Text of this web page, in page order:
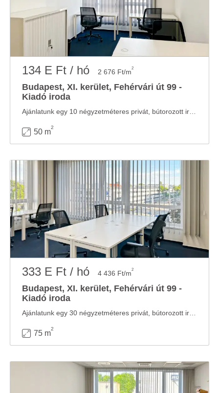
134 E Ft / hó 2 676 Ft/m2
Budapest, XI. kerület, Fehérvári út 99 -
Kiadó iroda
50 m
2
333 E Ft / hó 4 436 Ft/m2
Budapest, XI. kerület, Fehérvári út 99 -
Kiadó iroda
75 m
2